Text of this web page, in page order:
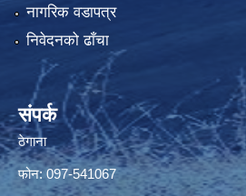
नागरिक वडापत्र
निवेदनको ढाँचा
संपर्क
ठेगाना
फोन: 097-541067